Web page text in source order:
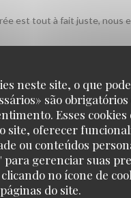
neste site, o que
são
Esses
site, oferecer
ou conteúdos
gerenciar suas
no ícone de
do site.
est tout à fait juste, nous
: /5 MENU 5 /5
à nouveau très bientôt.